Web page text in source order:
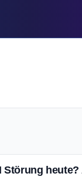
Störung